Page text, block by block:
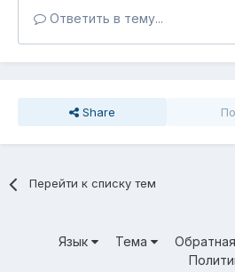
Ответить в тему...
Share
Перейти к списку тем
Язык Тема